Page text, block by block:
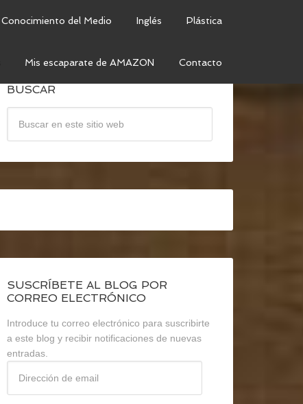
Conocimiento del Medio Inglés Plástica
Mis escaparate de AMAZON Contacto
BUSCAR
SUSCRÍBETE AL BLOG POR
CORREO ELECTRÓNICO
Introduce tu correo electrónico para suscribirte
a este blog y recibir notificaciones de nuevas
entradas.
email